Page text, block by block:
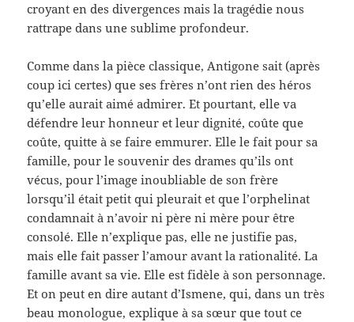
croyant en des divergences mais la tragédie nous
rattrape dans une sublime profondeur.
Comme dans la pièce classique, Antigone sait (après
coup ici certes) que ses frères n’ont rien des héros
qu’elle aurait aimé admirer. Et pourtant, elle va
défendre leur honneur et leur dignité, coûte que
coûte, quitte à se faire emmurer. Elle le fait pour sa
famille, pour le souvenir des drames qu’ils ont
vécus, pour l’image inoubliable de son frère
lorsqu’il était petit qui pleurait et que l’orphelinat
condamnait à n’avoir ni père ni mère pour être
consolé. Elle n’explique pas, elle ne justifie pas,
mais elle fait passer l’amour avant la rationalité. La
famille avant sa vie. Elle est fidèle à son personnage.
Et on peut en dire autant d’Ismene, qui, dans un très
beau monologue, explique à sa sœur que tout ce